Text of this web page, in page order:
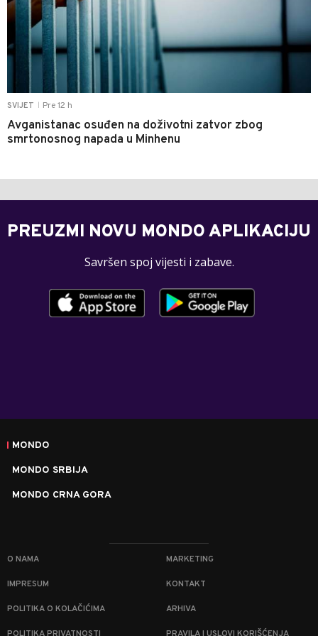
SVIJET Pre 12 h
Avganistanac osuđen na doživotni zatvor zbog
smrtonosnog napada u Minhenu
PREUZMI NOVU MONDO APLIKACIJU
Savršen spoj vijesti i zabave.
MONDO
MONDO SRBIJA
MONDO CRNA GORA
O NAMA MARKETING
IMPRESUM KONTAKT
POLITIKA O KOLAČIĆIMA ARHIVA